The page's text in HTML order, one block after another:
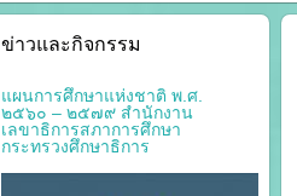
ข่าวและกิจกรรม
แผนการศึกษาแห่งชาติ พ.ศ.
๒๕๖๐ – ๒๕๗๙ สำนักงาน
เลขาธิการสภาการศึกษา
กระทรวงศึกษาธิการ